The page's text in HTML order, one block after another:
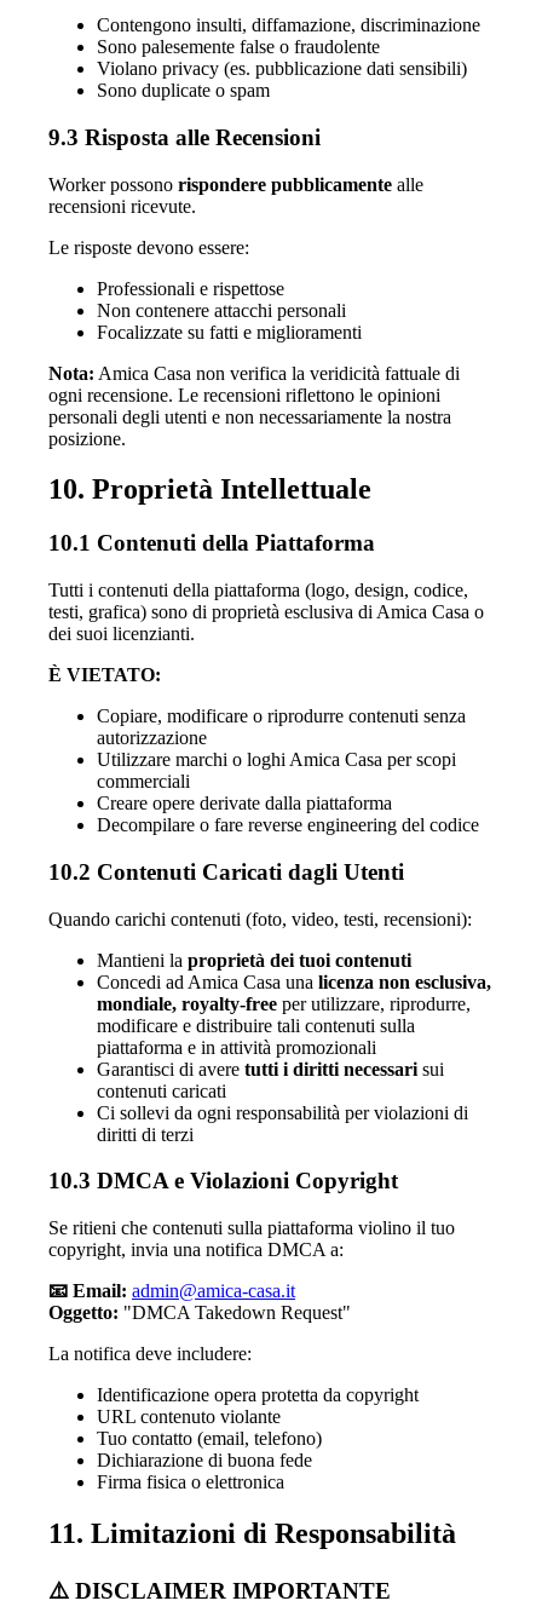
Contengono insulti, diffamazione, discriminazione
Sono palesemente false o fraudolente
Violano privacy (es. pubblicazione dati sensibili)
Sono duplicate o spam
9.3 Risposta alle Recensioni
Worker possono rispondere pubblicamente alle
recensioni ricevute.
Le risposte devono essere:
Professionali e rispettose
Non contenere attacchi personali
Focalizzate su fatti e miglioramenti
Nota: Amica Casa non verifica la veridicità fattuale di
ogni recensione. Le recensioni riflettono le opinioni
personali degli utenti e non necessariamente la nostra
posizione.
10. Proprietà Intellettuale
10.1 Contenuti della Piattaforma
Tutti i contenuti della piattaforma (logo, design, codice,
testi, grafica) sono di proprietà esclusiva di Amica Casa o
dei suoi licenzianti.
È VIETATO:
Copiare, modificare o riprodurre contenuti senza
autorizzazione
Utilizzare marchi o loghi Amica Casa per scopi
commerciali
Creare opere derivate dalla piattaforma
Decompilare o fare reverse engineering del codice
10.2 Contenuti Caricati dagli Utenti
Quando carichi contenuti (foto, video, testi, recensioni):
Mantieni la proprietà dei tuoi contenuti
Concedi ad Amica Casa una licenza non esclusiva,
mondiale, royalty-free per utilizzare, riprodurre,
modificare e distribuire tali contenuti sulla
piattaforma e in attività promozionali
Garantisci di avere tutti i diritti necessari sui
contenuti caricati
Ci sollevi da ogni responsabilità per violazioni di
diritti di terzi
10.3 DMCA e Violazioni Copyright
Se ritieni che contenuti sulla piattaforma violino il tuo
copyright, invia una notifica DMCA a:
📧 Email: admin@amica-casa.it
Oggetto: "DMCA Takedown Request"
La notifica deve includere:
Identificazione opera protetta da copyright
URL contenuto violante
Tuo contatto (email, telefono)
Dichiarazione di buona fede
Firma fisica o elettronica
11. Limitazioni di Responsabilità
⚠️ DISCLAIMER IMPORTANTE